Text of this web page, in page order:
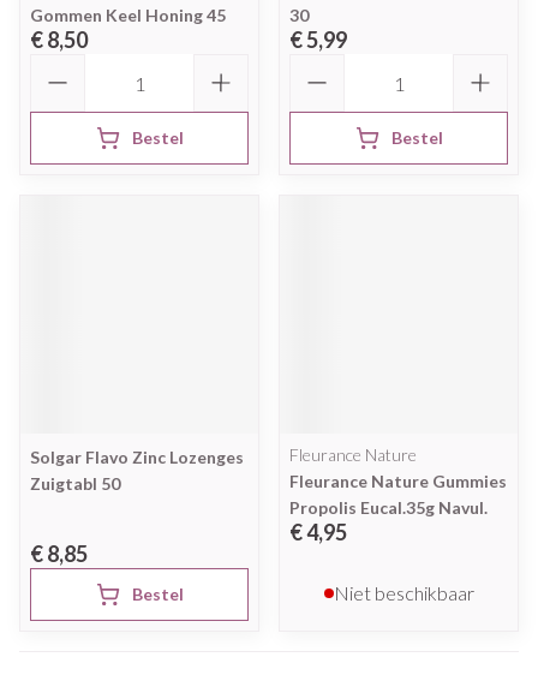
Gommen Keel Honing 45
€ 8,50
Bestel
30
€ 5,99
Bestel
Solgar Flavo Zinc Lozenges
Zuigtabl 50
€ 8,85
Bestel
Fleurance Nature
Fleurance Nature Gummies
Propolis Eucal.35g Navul.
€ 4,95
Niet beschikbaar